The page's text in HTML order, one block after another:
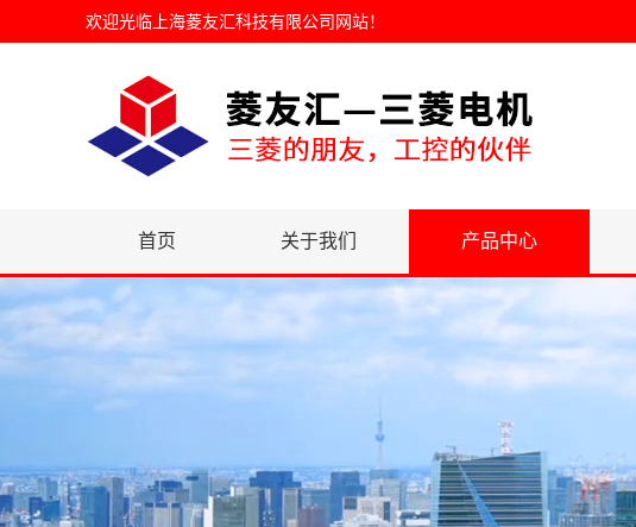
欢迎光临 上海菱友汇科技有限公司网站！
首页 关于我们 产品中心